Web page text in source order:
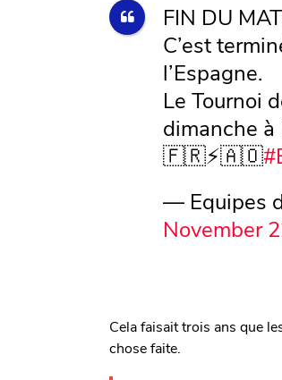
FIN DU
C’est
l’Espagne.
Le Tournoi
dimanche à
🇫🇷⚡🇦🇴
— Equipes
November
Cela faisait trois ans que
chose faite.